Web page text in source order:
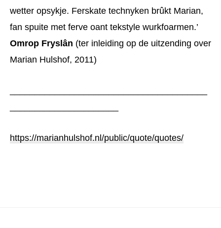
wetter opsykje. Ferskate technyken brûkt Marian,
fan spuite met ferve oant tekstyle wurkfoarmen.’
Omrop Fryslân (ter inleiding op de uitzending over
Marian Hulshof, 2011)
https://marianhulshof.nl/public/quote/quotes/